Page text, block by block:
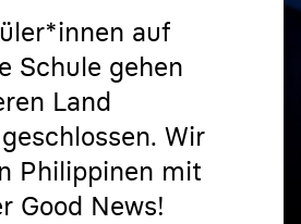
auf
Schule gehen
Land
Wir
Philippinen mit
Good News!